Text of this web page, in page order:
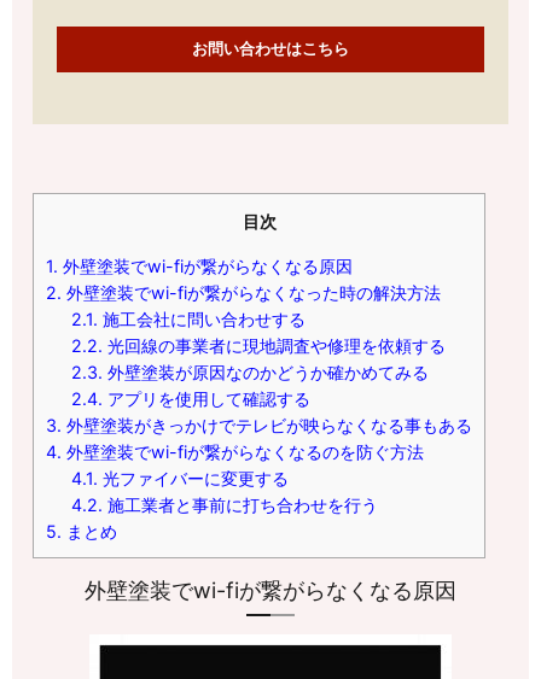
お問い合わせはこちら
目次
1. 外壁塗装でwi-fiが繋がらなくなる原因
2. 外壁塗装でwi-fiが繋がらなくなった時の解決方法
2.1. 施工会社に問い合わせする
2.2. 光回線の事業者に現地調査や修理を依頼する
2.3. 外壁塗装が原因なのかどうか確かめてみる
2.4. アプリを使用して確認する
3. 外壁塗装がきっかけでテレビが映らなくなる事もある
4. 外壁塗装でwi-fiが繋がらなくなるのを防ぐ方法
4.1. 光ファイバーに変更する
4.2. 施工業者と事前に打ち合わせを行う
5. まとめ
外壁塗装でwi-fiが繋がらなくなる原因